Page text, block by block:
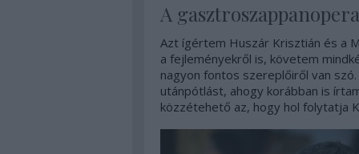
A
Azt ígértem Huszár Krisztián és a
a fejleményekről is, követem
nagyon fontos szereplőiről van szó.
utánpótlást, ahogy korábban is
közzétehető az, hogy hol folytatja